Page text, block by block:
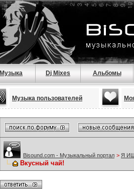
Музыка Dj Mixes Альбомы
Музыка пользователей
Bisound.com - Музыкальный портал > Я
Вкусный чай!